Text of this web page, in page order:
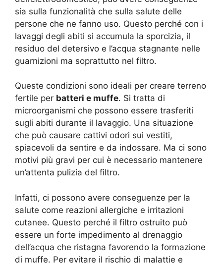
sia sulla funzionalità che sulla salute delle
persone che ne fanno uso. Questo perché con i
lavaggi degli abiti si accumula la sporcizia, il
residuo del detersivo e l’acqua stagnante nelle
guarnizioni ma soprattutto nel filtro.
Queste condizioni sono ideali per creare terreno
fertile per batteri e muffe. Si tratta di
microorganismi che possono essere trasferiti
sugli abiti durante il lavaggio. Una situazione
che può causare cattivi odori sui vestiti,
spiacevoli da sentire e da indossare. Ma ci sono
motivi più gravi per cui è necessario mantenere
un’attenta pulizia del filtro.
Infatti, ci possono avere conseguenze per la
salute come reazioni allergiche e irritazioni
cutanee. Questo perché il filtro ostruito può
essere un forte impedimento al drenaggio
dell’acqua che ristagna favorendo la formazione
di muffe. Per evitare il rischio di malattie e